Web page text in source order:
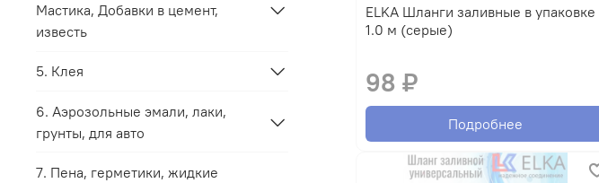
ELKA Шланги заливные в упаковке
1.0 м (серые)
98 ₽
Подробнее
Мастика, Добавки в цемент,
известь
5. Клея
6. Аэрозольные эмали, лаки,
грунты, для авто
7. Пена, герметики, жидкие